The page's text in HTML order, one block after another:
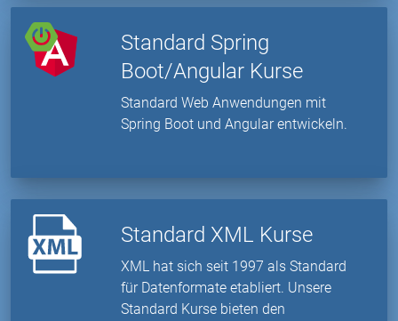
Standard Spring
Boot/Angular Kurse
Standard Web Anwendungen mit
Spring Boot und Angular entwickeln.
Standard XML Kurse
XML hat sich seit 1997 als Standard
für Datenformate etabliert. Unsere
Standard Kurse bieten den